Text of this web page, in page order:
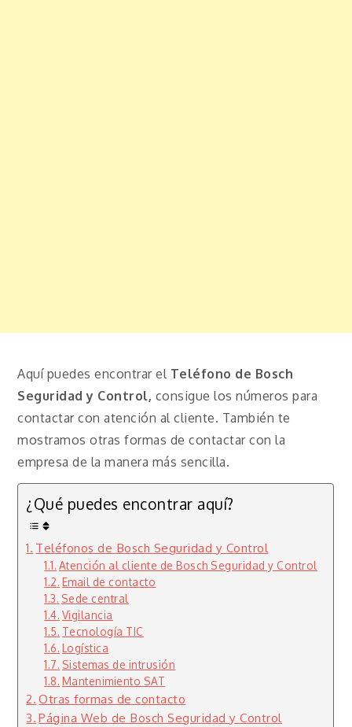
Aquí puedes encontrar el Teléfono de Bosch
Seguridad y Control, consigue los números para
contactar con atención al cliente. También te
mostramos otras formas de contactar con la
empresa de la manera más sencilla.
¿Qué puedes encontrar aquí?
Teléfonos de Bosch Seguridad y Control
Atención al cliente de Bosch Seguridad y Control
Email de contacto
Sede central
Vigilancia
Tecnología TIC
Logística
Sistemas de intrusión
Mantenimiento SAT
Otras formas de contacto
Página Web de Bosch Seguridad y Control